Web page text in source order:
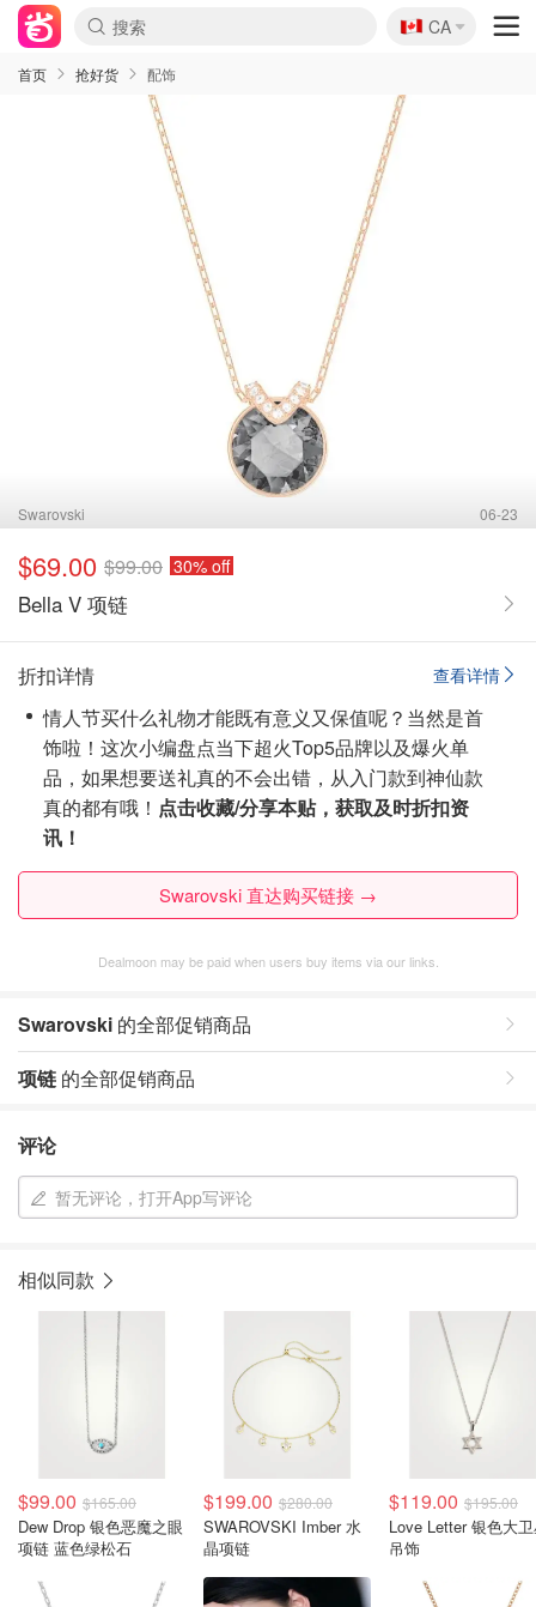
🇨🇦
CA
首页 抢好货 配饰
Swarovski 06-23
$69.00 $99.00 30% off
Bella V 项链
查看详情
折扣详情
情人节买什么礼物才能既有意义又保值呢？当然是首
饰啦！这次小编盘点当下超火Top5品牌以及爆火单
品，如果想要送礼真的不会出错，从入门款到神仙款
真的都有哦！ 点击收藏/分享本贴，获取及时折扣资
讯！
Swarovski 直达购买链接 →
Dealmoon may be paid when users buy items via our links.
Swarovski 的全部促销商品
项链 的全部促销商品
评论
暂无评论，打开App写评论
相似同款
$99.00 $165.00
Dew Drop 银色恶魔之眼
项链 蓝色绿松石
$199.00 $280.00
SWAROVSKI Imber 水
晶项链
$119.00 $195.00
Love Letter 银色大
吊饰